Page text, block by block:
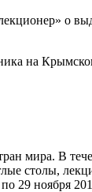
на
мира. В
столы,
29 ноября